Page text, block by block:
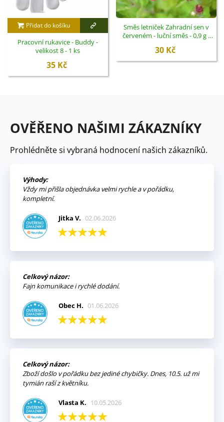
Přidat do košíku
Pracovní rukavice - Buddy -
velikost 8 - 1 ks
35 Kč
Směs letniček Zahradní sen v
červeném - luční směs - 0,9 g -
30 Kč
OVĚŘENO NAŠIMI ZÁKAZNÍKY
Prohlédněte si vybraná hodnocení našich zákazníků.
Výhody:
Vždy mi přišla objednávka velmi rychle a v pořádku,
kompletní.
Jitka V. 02.06.2026
Celkový názor:
Fajn komunikace i rychlé dodání.
Obec H. 01.06.2026
Celkový názor:
Zboží došlo v pořádku bez jediné chybičky. Dnes, 10.5. už mi
tymián raší z květníku.
Vlasta K. 10.05.2026